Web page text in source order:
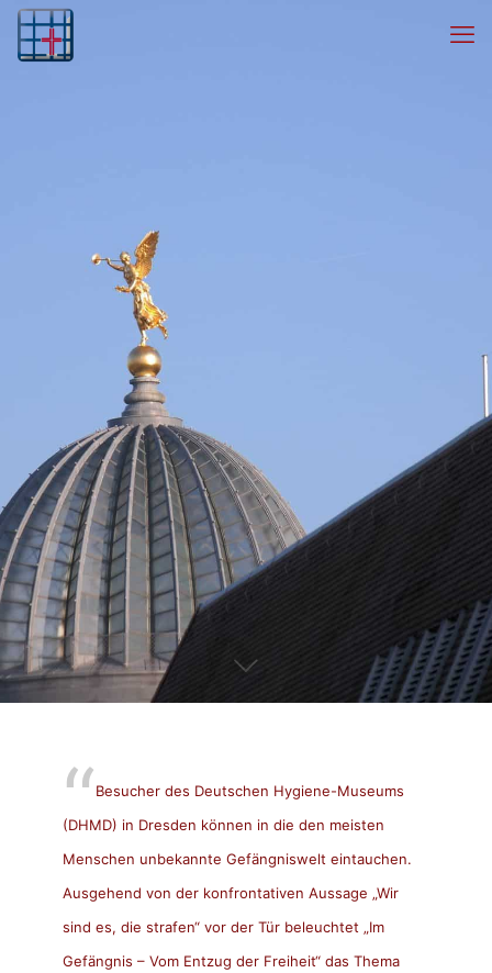
Besucher des Deutschen Hygiene-Museums
(DHMD) in Dresden können in die den meisten
Menschen unbekannte Gefängniswelt eintauchen.
Ausgehend von der konfrontativen Aussage „Wir
sind es, die strafen“ vor der Tür beleuchtet „Im
Gefängnis – Vom Entzug der Freiheit“ das Thema